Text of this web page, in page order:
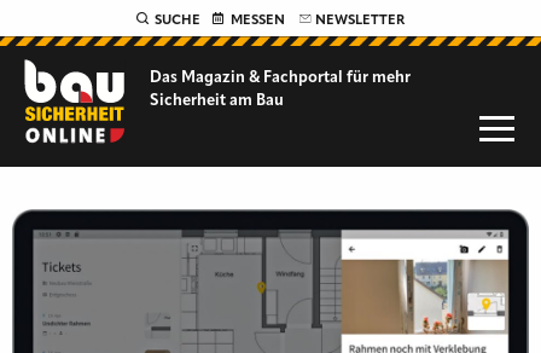
SUCHE MESSEN NEWSLETTER
Das Magazin & Fachportal für mehr
Sicherheit am Bau